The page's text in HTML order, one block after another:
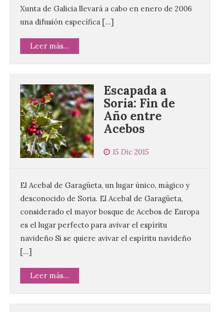
Xunta de Galicia llevará a cabo en enero de 2006
una difusión específica […]
Leer más...
Escapada a
Soria: Fin de
Año entre
Acebos
15 Dic 2015
El Acebal de Garagüeta, un lugar único, mágico y
desconocido de Soria. El Acebal de Garagüeta,
considerado el mayor bosque de Acebos de Europa
es el lugar perfecto para avivar el espíritu
navideño Si se quiere avivar el espíritu navideño
[…]
Leer más...